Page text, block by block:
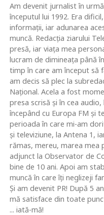
Am devenit jurnalist în
începutul lui 1992. Era
informaţii, iar adunarea
muncă. Redacţia ziarului
presă, iar viaţa mea
lucram de dimineaţa până
timp în care am început să
am decis să plec la
Naţional. Acela a fost
presa scrisă şi în cea
începând cu Europa FM şi
perioada în care mi-am
şi televiziune, la Antena 1,
rămas, mereu, marea mea
adjunct la Observator de
bine de 10 ani. Apoi am
muncă în care îţi neglizeji
Şi am devenit PR! După 5
mă satisface din toate
... iată-mă!